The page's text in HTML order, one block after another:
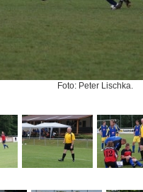
Foto: Peter Lischka.